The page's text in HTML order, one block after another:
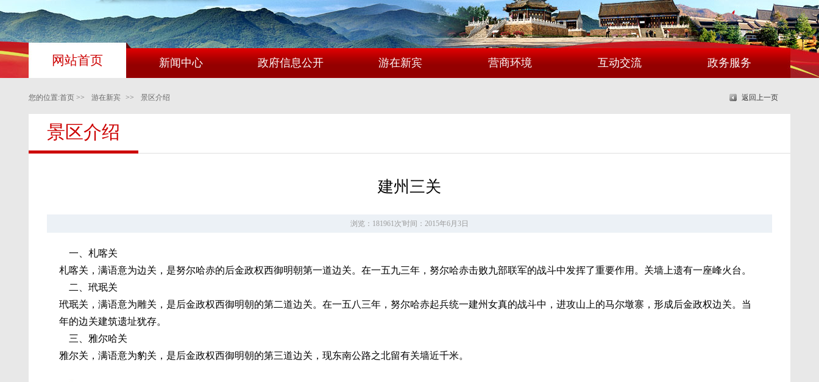
网站首页 新闻中心 政府信息公开 游在新宾 营商环境 互动交流 政务服务
您的位置:首页 >> 游在新宾 >> 景区介绍 返回上一页
景区介绍
建州三关
浏览：181961次'时间：2015年6月3日
一、札喀关
札喀关，满语意为边关，是努尔哈赤的后金政权西御明朝第一道边关。在一五九三年，努尔哈赤击败九部联军的战斗中发挥了重要作用。关墙上遗有一座峰火台。
二、玳珉关
玳珉关，满语意为雕关，是后金政权西御明朝的第二道边关。在一五八三年，努尔哈赤起兵统一建州女真的战斗中，进攻山上的马尔墩寨，形成后金政权边关。当
年的边关建筑遗址犹存。
三、雅尔哈关
雅尔关，满语意为豹关，是后金政权西御明朝的第三道边关，现东南公路之北留有关墙近千米。